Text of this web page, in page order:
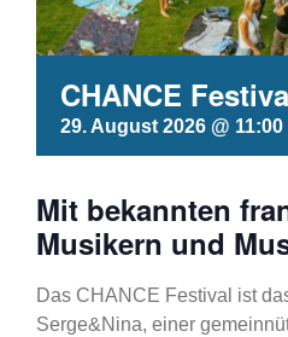
CHANCE
29. August 2026 @ 11:00
Mit bekannten
Musikern und
Das CHANCE Festival ist
Serge&Nina, einer